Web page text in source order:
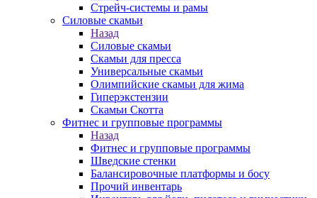
Стрейч-системы и рамы
Силовые скамьи
Назад
Силовые скамьи
Скамьи для пресса
Универсальные скамьи
Олимпийские скамьи для жима
Гиперэкстензии
Скамьи Скотта
Фитнес и групповые программы
Назад
Фитнес и групповые программы
Шведские стенки
Балансировочные платформы и босу
Прочий инвентарь